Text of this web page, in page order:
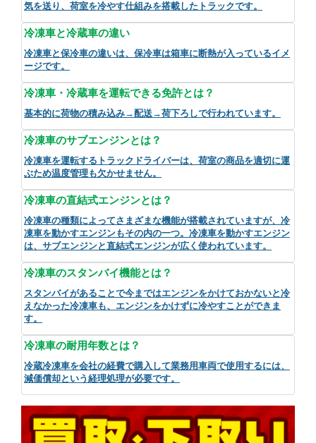
気を送り、荷室を冷やす仕組みを搭載したトラックです。
冷凍車と冷蔵車の違い
冷凍車と保冷車の違いは、保冷車は箱車に断熱が入っているイメ
ージです。
冷凍車・冷蔵車を運転できる免許とは？
基本的に荷物の積み込み→配送→荷下ろしで行われています。
冷凍車のサブエンジンとは？
冷凍車を運転するトラックドライバーは、荷室の商品を適切に運
ぶため温度管理も欠かせません。
冷凍車の直結式エンジンとは？
冷凍車の種類によってさまざまな機能が搭載されていますが、冷
凍車を動かすエンジンもその内の一つ。冷凍車を動かすエンジン
は、サブエンジンと直結式エンジンが広く使われています。
冷凍車のスタンバイ機能とは？
スタンバイがあることで今まではエンジンをかけておかないと冷
えなかった冷凍車も、エンジンをかけずに冷やすことができま
す。
冷凍車の耐用年数とは？
冷蔵冷凍車を会社の経費で購入して業務用車両で使用するには、
減価償却という経理処理が必要です。